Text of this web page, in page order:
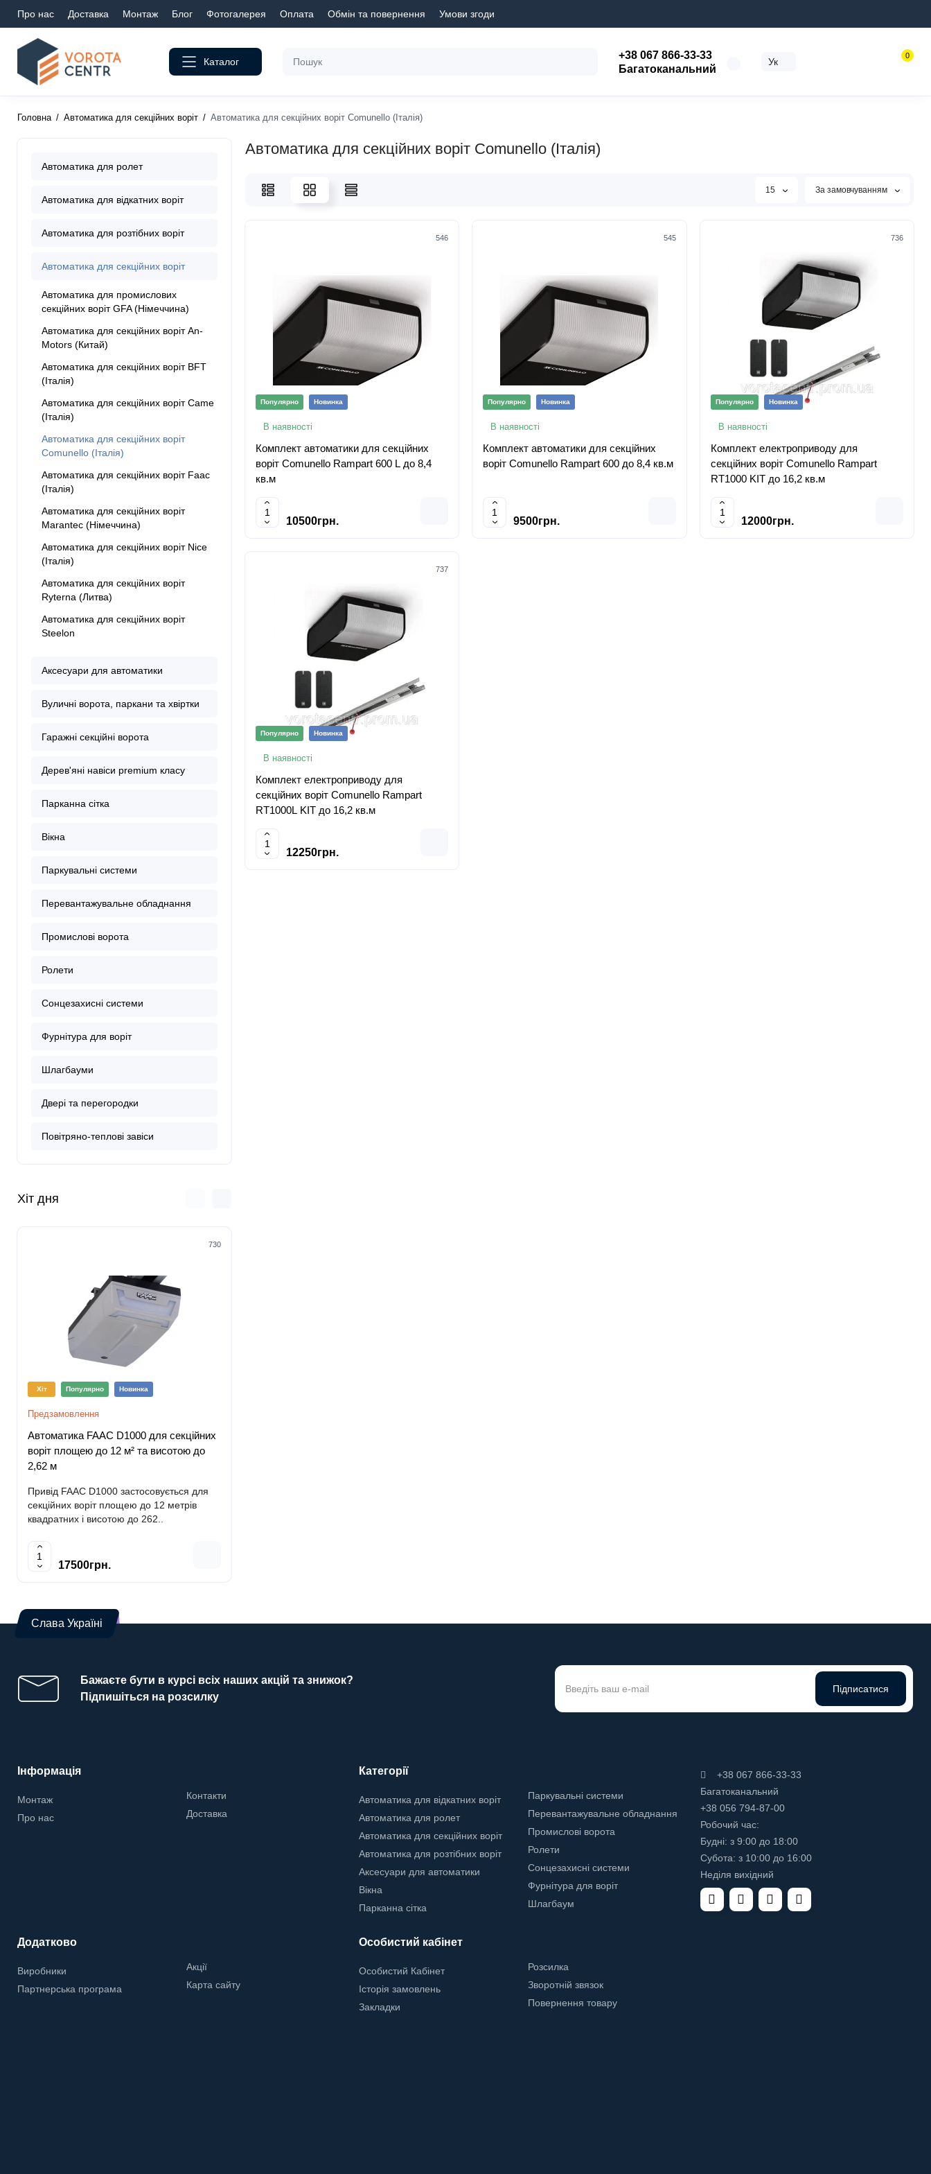
Про нас Доставка Монтаж Блог Фотогалерея Оплата Обмін та повернення Умови згоди
Каталог
+38 067 866-33-33
Багатоканальний
Ук
0
Головна Автоматика для секційних воріт Автоматика для секційних воріт Comunello (Італія)
Автоматика для ролет
Автоматика для відкатних воріт
Автоматика для розтібних воріт
Автоматика для секційних воріт
Автоматика для промислових
секційних воріт GFA (Німеччина)
Автоматика для секційних воріт An-
Motors (Китай)
Автоматика для секційних воріт BFT
(Італія)
Автоматика для секційних воріт Came
(Італія)
Автоматика для секційних воріт
Comunello (Італія)
Автоматика для секційних воріт Faac
(Італія)
Автоматика для секційних воріт
Marantec (Німеччина)
Автоматика для секційних воріт Nice
(Італія)
Автоматика для секційних воріт
Ryterna (Литва)
Автоматика для секційних воріт
Steelon
Аксесуари для автоматики
Вуличні ворота, паркани та хвіртки
Гаражні секційні ворота
Дерев'яні навіси premium класу
Парканна сітка
Вікна
Паркувальні системи
Перевантажувальне обладнання
Промислові ворота
Ролети
Сонцезахисні системи
Фурнітура для воріт
Шлагбауми
Двері та перегородки
Повітряно-теплові завіси
Хіт дня
730
Хіт Популярно Новинка
Предзамовлення
Автоматика FAAC D1000 для секційних
воріт площею до 12 м² та висотою до
2,62 м
Привід FAAC D1000 застосовується для
секційних воріт площею до 12 метрів
квадратних і висотою до 262..
17500грн.
Автоматика для секційних воріт Comunello (Італія)
15 За замовчуванням
546
Популярно Новинка
В наявності
Комплект автоматики для секційних
воріт Comunello Rampart 600 L до 8,4
кв.м
10500грн.
545
Популярно Новинка
В наявності
Комплект автоматики для секційних
воріт Comunello Rampart 600 до 8,4 кв.м
9500грн.
736
Популярно Новинка
В наявності
Комплект електроприводу для
секційних воріт Comunello Rampart
RT1000 KIT до 16,2 кв.м
12000грн.
737
Популярно Новинка
В наявності
Комплект електроприводу для
секційних воріт Comunello Rampart
RT1000L KIT до 16,2 кв.м
12250грн.
Слава Україні
Бажаєте бути в курсі всіх наших акцій та знижок?
Підпишіться на розсилку
Підписатися
Інформація
Монтаж
Про нас
Контакти
Доставка
Категорії
Автоматика для відкатних воріт
Автоматика для ролет
Автоматика для секційних воріт
Автоматика для розтібних воріт
Аксесуари для автоматики
Вікна
Парканна сітка
Паркувальні системи
Перевантажувальне обладнання
Промислові ворота
Ролети
Сонцезахисні системи
Фурнітура для воріт
Шлагбаум
Додатково
Виробники
Партнерська програма
Акції
Карта сайту
Особистий кабінет
Особистий Кабінет
Історія замовлень
Закладки
Розсилка
Зворотній звязок
Повернення товару
+38 067 866-33-33
Багатоканальний
+38 056 794-87-00
Робочий час:
Будні: з 9:00 до 18:00
Субота: з 10:00 до 16:00
Неділя вихідний